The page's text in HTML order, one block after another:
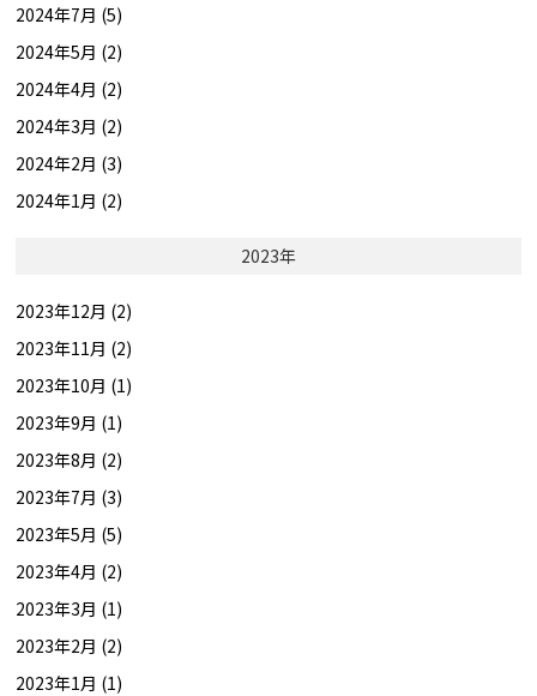
2024年7月 (5)
2024年5月 (2)
2024年4月 (2)
2024年3月 (2)
2024年2月 (3)
2024年1月 (2)
2023年
2023年12月 (2)
2023年11月 (2)
2023年10月 (1)
2023年9月 (1)
2023年8月 (2)
2023年7月 (3)
2023年5月 (5)
2023年4月 (2)
2023年3月 (1)
2023年2月 (2)
2023年1月 (1)